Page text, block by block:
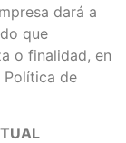
dará a
que
o finalidad, en
Política de